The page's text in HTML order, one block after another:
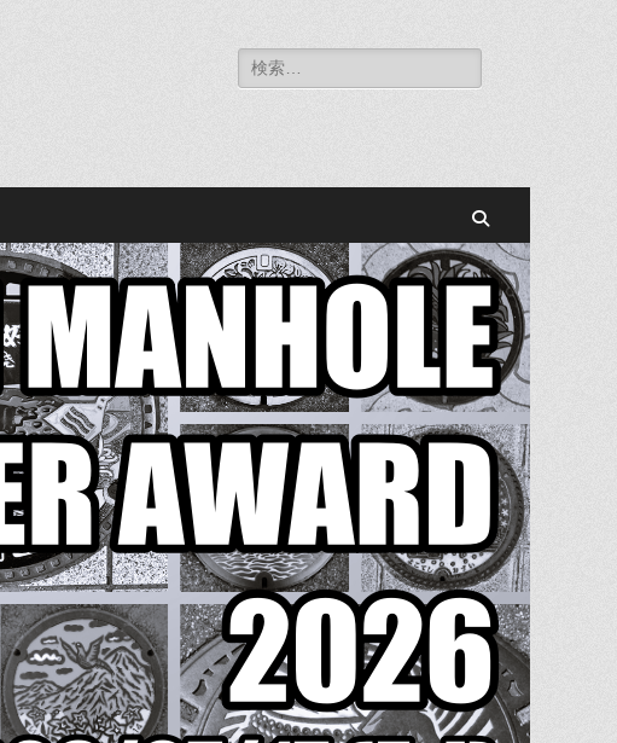
検
索:
索